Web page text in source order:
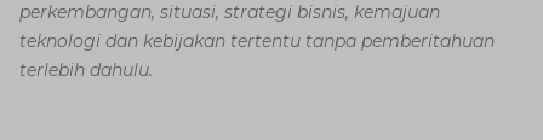
perkembangan, situasi, strategi bisnis, kemajuan
teknologi dan kebijakan tertentu tanpa pemberitahuan
terlebih dahulu.